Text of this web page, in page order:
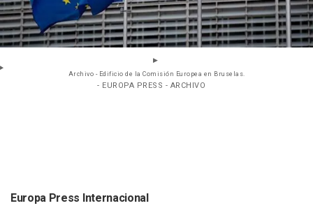
Archivo - Edificio de la Comisión Europea en Bruselas.
- EUROPA PRESS - ARCHIVO
Europa Press Internacional